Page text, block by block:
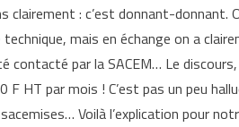
clairement : c’est donnant-donnant.
technique, mais en échange on a
contacté par la SACEM… Le
F HT par mois ! C’est pas un peu
Voilà l’explication pour